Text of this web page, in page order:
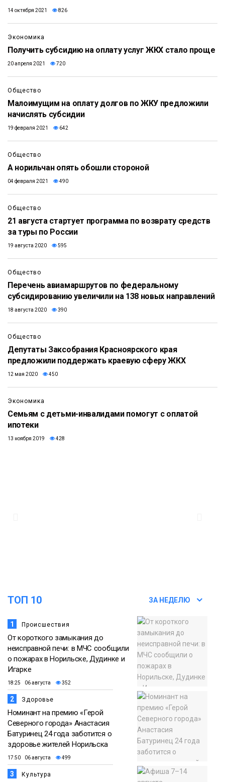
14 октября 2021 826
Экономика
Получить субсидию на оплату услуг ЖКХ стало проще
20 апреля 2021 720
Общество
Малоимущим на оплату долгов по ЖКУ предложили
начислять субсидии
19 февраля 2021 642
Общество
А норильчан опять обошли стороной
04 февраля 2021 490
Общество
21 августа стартует программа по возврату средств
за туры по России
19 августа 2020 595
Общество
Перечень авиамаршрутов по федеральному
субсидированию увеличили на 138 новых направлений
18 августа 2020 390
Общество
Депутаты Заксобрания Красноярского края
предложили поддержать краевую сферу ЖКХ
12 мая 2020 450
Экономика
Семьям с детьми-инвалидами помогут с оплатой
ипотеки
13 ноября 2019 428
ТОП 10 ЗА НЕДЕЛЮ
1 Происшествия
От короткого замыкания до
неисправной печи: в МЧС сообщили
о пожарах в Норильске, Дудинке и
Игарке
18:25 06 августа 352
2 Здоровье
Номинант на премию «Герой
Северного города» Анастасия
Батуринец 24 года заботится о
здоровье жителей Норильска
17:50 06 августа 499
3 Культура